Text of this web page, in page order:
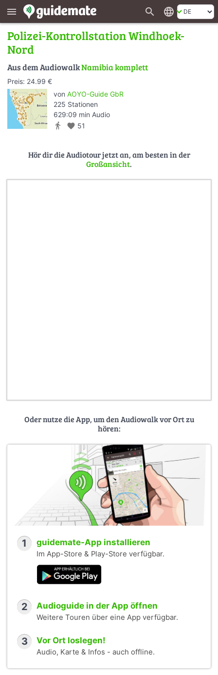
menu search language
Polizei-Kontrollstation Windhoek-
Nord
Aus dem AudiowalkNamibia komplett
Preis: 24.99 €
von AOYO-Guide GbR
225 Stationen
629:09 min Audio
directions_walk favorite 51
Hör dir die Audiotour jetzt an, am besten in der
Großansicht.
Oder nutze die App, um den Audiowalk vor Ort zu
hören:
1 guidemate-App installieren
Im App-Store & Play-Store verfügbar.
2 Audioguide in der App öffnen
Weitere Touren über eine App verfügbar.
3 Vor Ort loslegen!
Audio, Karte & Infos - auch offline.